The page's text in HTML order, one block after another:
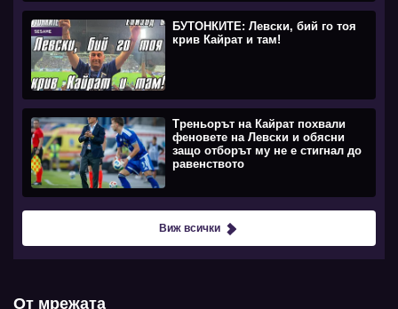
БУТОНКИТЕ: Левски, бий го тоя
крив Кайрат и там!
Треньорът на Кайрат похвали
феновете на Левски и обясни
защо отборът му не е стигнал до
равенството
Виж всички
От мрежата